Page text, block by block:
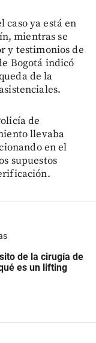
caso ya está en
mientras se
y testimonios de
Bogotá indicó
de la
de
llevaba
en el
supuestos
de la cirugía de
es un lifting